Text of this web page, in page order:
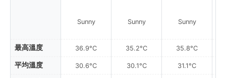
最高溫度
平均溫度
Sunny
36.9°C
30.6°C
Sunny
35.2°C
30.1°C
Sunny
35.8°C
31.1°C